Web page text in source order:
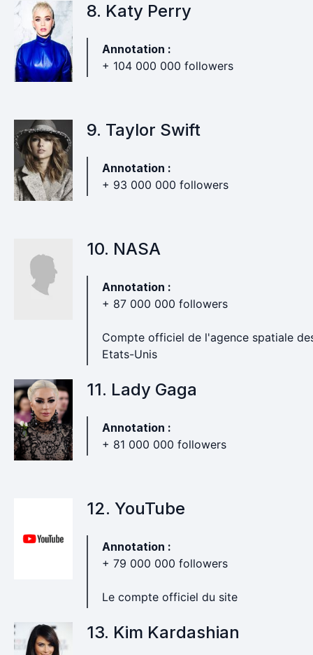
8. Katy Perry
Annotation :
+ 104 000 000 followers
9. Taylor Swift
Annotation :
+ 93 000 000 followers
10. NASA
Annotation :
+ 87 000 000 followers
Compte officiel de l'agence spatiale
Etats-Unis
11. Lady Gaga
Annotation :
+ 81 000 000 followers
12. YouTube
Annotation :
+ 79 000 000 followers
Le compte officiel du site
13. Kim Kardashian